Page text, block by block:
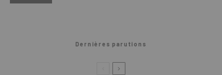
Dernières parutions